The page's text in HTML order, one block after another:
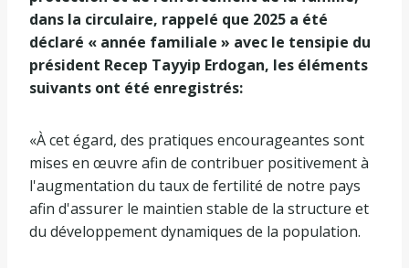
dans la circulaire, rappelé que 2025 a été
déclaré « année familiale » avec le tensipie du
président Recep Tayyip Erdogan, les éléments
suivants ont été enregistrés:
«À cet égard, des pratiques encourageantes sont
mises en œuvre afin de contribuer positivement à
l'augmentation du taux de fertilité de notre pays
afin d'assurer le maintien stable de la structure et
du développement dynamiques de la population.